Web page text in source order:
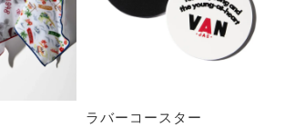
ラバーコースター